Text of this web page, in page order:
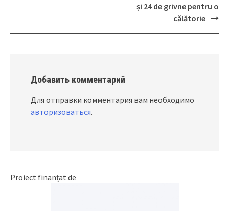
și 24 de grivne pentru o
călătorie
Добавить комментарий
Для отправки комментария вам необходимо
авторизоваться.
Proiect finanțat de